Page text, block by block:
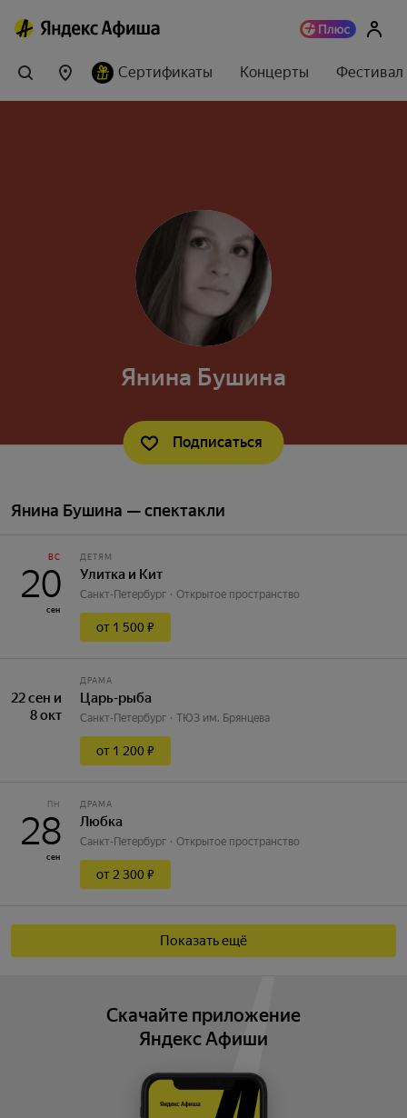
Сертификаты Концерты
Янина Бушина
Подписаться
Янина Бушина — спектакли
ВС
20
сен
ДЕТЯМ
Улитка и Кит
Санкт-Петербург Открытое пространство
от 1 500 ₽
22 сен и
8 окт
ДРАМА
Царь-рыба
Санкт-Петербург ТЮЗ им. Брянцева
от 1 200 ₽
ПН
28
сен
ДРАМА
Любка
Санкт-Петербург Открытое пространство
от 2 300 ₽
Показать ещё
Скачайте приложение
Яндекс Афиши